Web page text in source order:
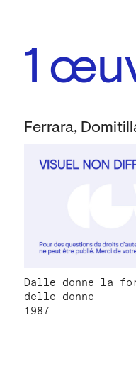
1
Ferrara,
Dalle donne la
delle donne
1987